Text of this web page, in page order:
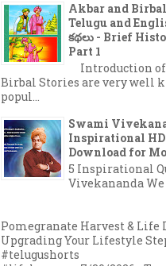
Akbar and
Telugu and
కథలు - Brief
Part 1
Introduction
Birbal Stories are very well
popul...
Swami
Inspirational
Download for
5 Inspirational
Vivekananda We
Pomegranate Harvest & Life
Upgrading Your Lifestyle
#telugushorts